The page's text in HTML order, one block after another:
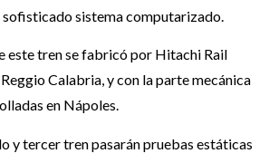
sistema computarizado.
este tren se fabricó por Hitachi Rail
Calabria, y con la parte mecánica
en Nápoles.
y tercer tren pasarán pruebas estáticas